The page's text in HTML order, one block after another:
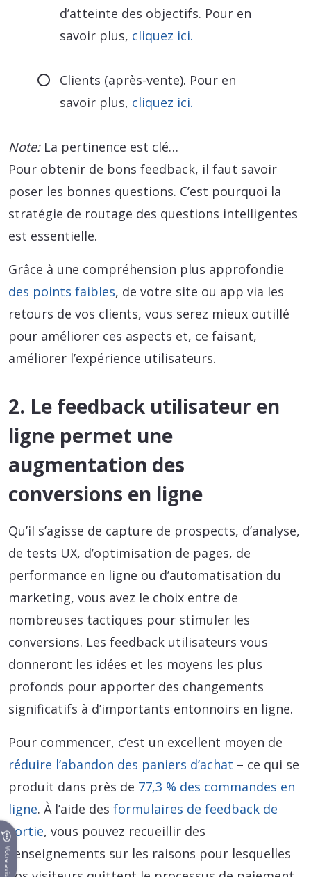
d’atteinte des objectifs. Pour en
savoir plus, cliquez ici.
Clients (après-vente). Pour en
savoir plus, cliquez ici.
Note:La pertinence est clé…
Pour obtenir de bons feedback, il faut savoir
poser les bonnes questions. C’est pourquoi la
stratégie de routage des questions intelligentes
est essentielle.
Grâce à une compréhension plus approfondie
des points faibles, de votre site ou app via les
retours de vos clients, vous serez mieux outillé
pour améliorer ces aspects et, ce faisant,
améliorer l’expérience utilisateurs.
2. Le feedback utilisateur en
ligne permet une
augmentation des
conversions en ligne
Qu’il s’agisse de capture de prospects, d’analyse,
de tests UX, d’optimisation de pages, de
performance en ligne ou d’automatisation du
marketing, vous avez le choix entre de
nombreuses tactiques pour stimuler les
conversions. Les feedback utilisateurs vous
donneront les idées et les moyens les plus
profonds pour apporter des changements
significatifs à d’importants entonnoirs en ligne.
Pour commencer, c’est un excellent moyen de
réduire l’abandon des paniers d’achat – ce qui se
produit dans près de 77,3 % des commandes en
ligne. À l’aide des formulaires de feedback de
sortie, vous pouvez recueillir des
renseignements sur les raisons pour lesquelles
Votre avis